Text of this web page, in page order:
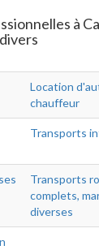
à
Location
chauffeur
Transports
Transports
complets,
diverses